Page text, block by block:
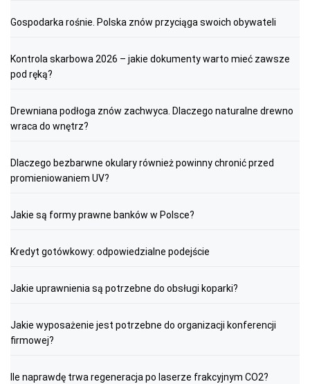
Gospodarka rośnie. Polska znów przyciąga swoich obywateli
Kontrola skarbowa 2026 – jakie dokumenty warto mieć zawsze
pod ręką?
Drewniana podłoga znów zachwyca. Dlaczego naturalne drewno
wraca do wnętrz?
Dlaczego bezbarwne okulary również powinny chronić przed
promieniowaniem UV?
Jakie są formy prawne banków w Polsce?
Kredyt gotówkowy: odpowiedzialne podejście
Jakie uprawnienia są potrzebne do obsługi koparki?
Jakie wyposażenie jest potrzebne do organizacji konferencji
firmowej?
Ile naprawdę trwa regeneracja po laserze frakcyjnym CO2?